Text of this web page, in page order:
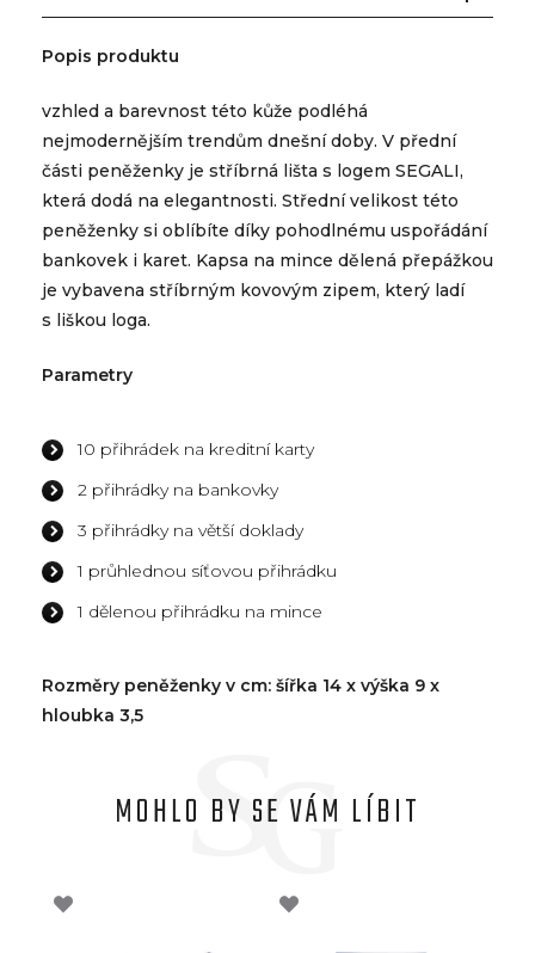
Popis produktu
vzhled a barevnost této kůže podléhá
nejmodernějším trendům dnešní doby. V přední
části peněženky je stříbrná lišta s logem SEGALI,
která dodá na elegantnosti. Střední velikost této
peněženky si oblíbíte díky pohodlnému uspořádání
bankovek i karet. Kapsa na mince dělená přepážkou
je vybavena stříbrným kovovým zipem, který ladí
s liškou loga.
Parametry
10 přihrádek na kreditní karty
2 přihrádky na bankovky
3 přihrádky na větší doklady
1 průhlednou síťovou přihrádku
1 dělenou přihrádku na mince
Rozměry peněženky v cm: šířka 14 x výška 9 x
hloubka 3,5
MOHLO BY SE VÁM LÍBIT